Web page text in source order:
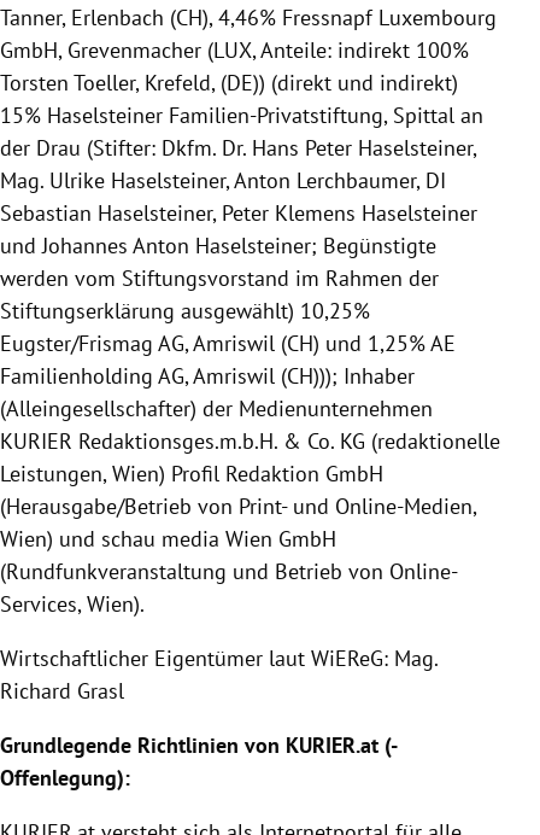
Tanner, Erlenbach (CH), 4,46% Fressnapf Luxembourg
GmbH, Grevenmacher (LUX, Anteile: indirekt 100%
Torsten Toeller, Krefeld, (DE)) (direkt und indirekt)
15% Haselsteiner Familien-Privatstiftung, Spittal an
der Drau (Stifter: Dkfm. Dr. Hans Peter Haselsteiner,
Mag. Ulrike Haselsteiner, Anton Lerchbaumer, DI
Sebastian Haselsteiner, Peter Klemens Haselsteiner
und Johannes Anton Haselsteiner; Begünstigte
werden vom Stiftungsvorstand im Rahmen der
Stiftungserklärung ausgewählt) 10,25%
Eugster/Frismag AG, Amriswil (CH) und 1,25% AE
Familienholding AG, Amriswil (CH))); Inhaber
(Alleingesellschafter) der Medienunternehmen
KURIER Redaktionsges.m.b.H. & Co. KG (redaktionelle
Leistungen, Wien) Profil Redaktion GmbH
(Herausgabe/Betrieb von Print- und Online-Medien,
Wien) und schau media Wien GmbH
(Rundfunkveranstaltung und Betrieb von Online-
Services, Wien).
Wirtschaftlicher Eigentümer laut WiEReG: Mag.
Richard Grasl
Grundlegende Richtlinien von KURIER.at (-
Offenlegung):